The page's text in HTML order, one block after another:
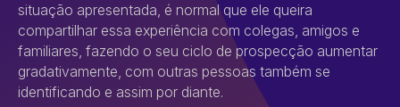
situação apresentada, é normal que ele queira
compartilhar essa experiência com colegas, amigos e
familiares, fazendo o seu ciclo de prospecção aumentar
gradativamente, com outras pessoas também se
identificando e assim por diante.